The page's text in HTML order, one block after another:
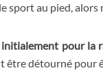
sport au pied,
initialement pour la
être détourné